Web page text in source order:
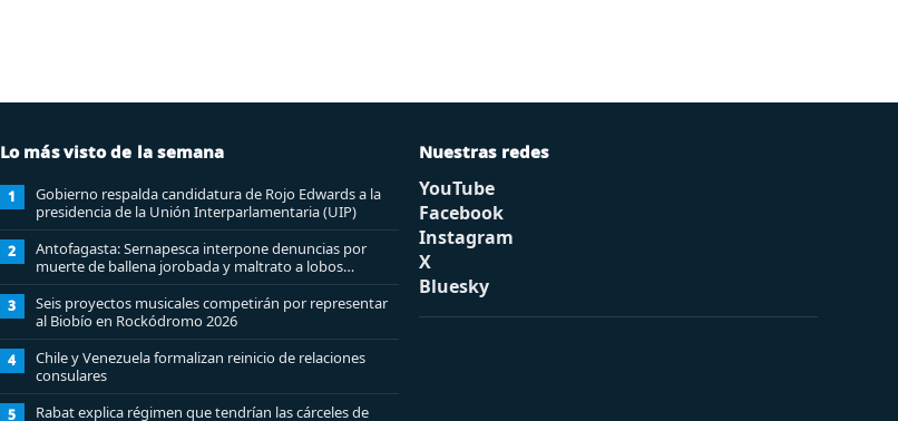
Lo más visto de la semana
1
Gobierno respalda candidatura de Rojo Edwards a la
presidencia de la Unión Interparlamentaria (UIP)
2
Antofagasta: Sernapesca interpone denuncias por
muerte de ballena jorobada y maltrato a lobos
marinos
3
Seis proyectos musicales competirán por representar
al Biobío en Rockódromo 2026
4
Chile y Venezuela formalizan reinicio de relaciones
consulares
5
Rabat explica régimen que tendrían las cárceles de
Nuestras redes
YouTube
Facebook
Instagram
X
Bluesky